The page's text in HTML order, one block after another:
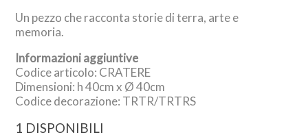
Un pezzo che racconta storie di terra, arte e
memoria.
Informazioni aggiuntive
Codice articolo: CRATERE
Dimensioni: h 40cm x Ø 40cm
Codice decorazione: TRTR/TRTRS
1 DISPONIBILI